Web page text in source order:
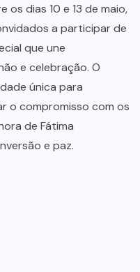
os dias 10 e 13 de maio,
a participar de
que une
e celebração. O
única para
o compromisso com os
de Fátima
e paz.